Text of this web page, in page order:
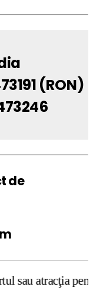
(RON)
de